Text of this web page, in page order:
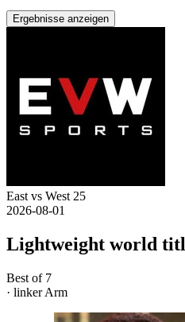
Ergebnisse anzeigen
East vs West 25
2026-08-01
Lightweight world
Best of 7
· linker Arm